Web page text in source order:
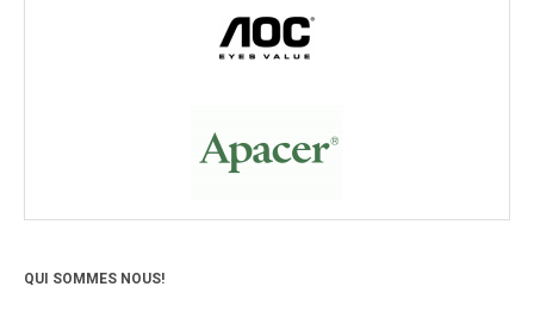
QUI SOMMES NOUS!